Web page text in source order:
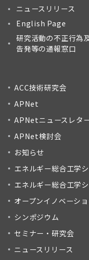
ニュースリリース
English Page
研究活動の不正行為
告発等の通報窓口
ACC技術研究会
APNet
APNetニュースレタ
APNet検討会
お知らせ
エネルギー総合工学
エネルギー総合工学
オープンイノベーシ
シンポジウム
セミナー・研究会
ニュースリリース